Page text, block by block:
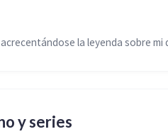
la leyenda sobre mi
y series